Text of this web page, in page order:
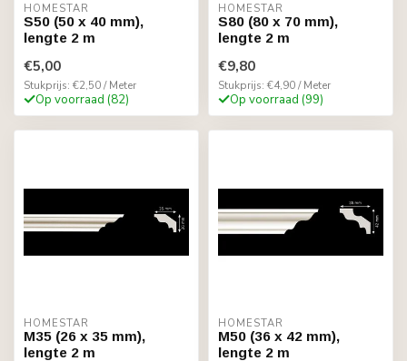
HOMESTAR
S50 (50 x 40 mm),
lengte 2 m
€5,00
Stukprijs: €2,50 / Meter
Op voorraad (82)
HOMESTAR
S80 (80 x 70 mm),
lengte 2 m
€9,80
Stukprijs: €4,90 / Meter
Op voorraad (99)
HOMESTAR
M35 (26 x 35 mm),
lengte 2 m
HOMESTAR
M50 (36 x 42 mm),
lengte 2 m